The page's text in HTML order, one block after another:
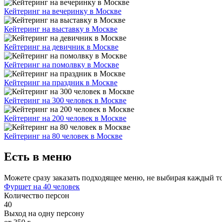
Кейтеринг на вечеринку в Москве
Кейтеринг на выставку в Москве
Кейтеринг на девичник в Москве
Кейтеринг на помолвку в Москве
Кейтеринг на праздник в Москве
Кейтеринг на 300 человек в Москве
Кейтеринг на 200 человек в Москве
Кейтеринг на 80 человек в Москве
Есть в меню
Можете сразу заказать подходящее меню, не выбирая каждый
Фуршет на 40 человек
Количество персон
40
Выход на одну персону